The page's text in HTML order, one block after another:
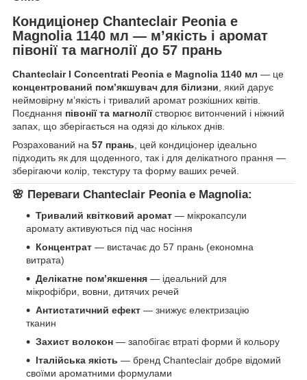
Кондиціонер Chanteclair Peonia e
Magnolia 1140 мл — м’якість і аромат
півонії та магнолії до 57 прань
Chanteclair I Concentrati Peonia e Magnolia 1140 мл — це
концентрований пом’якшувач для білизни, який дарує
неймовірну м’якість і тривалий аромат розкішних квітів.
Поєднання півонії та магноліїстворює витончений і ніжний
запах, що зберігається на одязі до кількох днів.
Розрахований на 57 прань, цей кондиціонер ідеально
підходить як для щоденного, так і для делікатного прання —
зберігаючи колір, текстуру та форму ваших речей.
🌸 Переваги Chanteclair Peonia e Magnolia:
Тривалий квітковий аромат — мікрокапсули
аромату активуються під час носіння
Концентрат — вистачає до 57 прань (економна
витрата)
Делікатне пом’якшення — ідеальний для
мікрофібри, вовни, дитячих речей
Антистатичний ефект — знижує електризацію
тканин
Захист волокон — запобігає втраті форми й кольору
Італійська якість — бренд Chanteclair добре відомий
своїми ароматними формулами